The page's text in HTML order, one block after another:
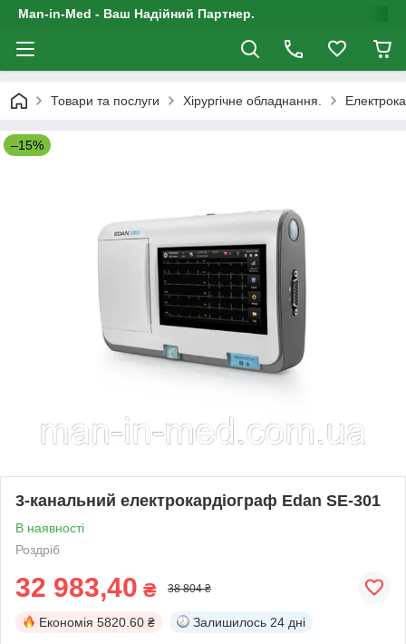
Man-in-Med - Ваш Надійний Партнер.
Товари та послуги Хірургічне обладнання.
–15%
3-канальний електрокардіограф Edan SE-301
В наявності
Роздріб
32 983,40 ₴ 38 804 ₴
Економія 5820.60 ₴ Залишилось 24 дні